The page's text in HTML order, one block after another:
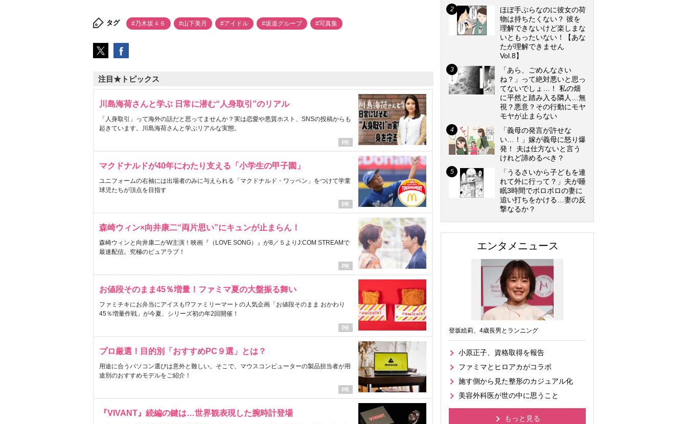
タグ #乃木坂４６ #山下美月 #アイドル #坂道グループ #写真集
注目★トピックス
川島海荷さんと学ぶ 日常に潜む“人身取引”のリアル
「人身取引」って海外の話だと思ってませんか？実は恋愛や悪質ホスト、SNSの投稿からも
起きています。川島海荷さんと学ぶリアルな実態。
マクドナルドが40年にわたり支える「小学生の甲子園」
ユニフォームの右袖には出場者のみに与えられる「マクドナルド・ワッペン」をつけて学童
球児たちが頂点を目指す
森崎ウィン×向井康二“両片思い”にキュンが止まらん！
森崎ウィンと向井康二がW主演！映画『（LOVE SONG）』が8／５よりJ:COM STREAMで
最速配信。究極のピュアラブ！
お値段そのまま45％増量！ファミマ夏の大盤振る舞い
ファミチキにお弁当にアイスも!?ファミリーマートの人気企画「お値段そのまま おかわり
45％増量作戦」が今夏、シリーズ初の年2回開催！
プロ厳選！目的別「おすすめPC９選」とは？
用途に合うパソコン選びは意外と難しい。そこで、マウスコンピューターの製品担当者が用
途別のおすすめモデルをご紹介！
『VIVANT』続編の鍵は…世界観表現した腕時計登場
ほぼ手ぶらなのに彼女の荷
物は持ちたくない？ 彼を
理解できないけど楽しまな
いともったいない！【あな
たが理解できません
Vol.8】
「あら、ごめんなさい
ね？」って絶対悪いと思っ
てないでしょ…！ 私の畑
に平然と踏み入る隣人…無
視？悪意？その行動にモヤ
モヤが止まらない
「義母の発言が許せな
い…！」嫁が義母に怒り爆
発！ 夫は仕方ないと言う
けれど諦めるべき？
「うるさいから子どもを連
れて外に行って？」夫が睡
眠3時間でボロボロの妻に
追い打ちをかける…妻の反
撃なるか？
エンタメニュース
登坂絵莉、4歳長男とランニング
小原正子、資格取得を報告
ファミマとヒロアカがコラボ
施す側から見た整形のカジュアル化
美容外科医が世の中に思うこと
もっと見る